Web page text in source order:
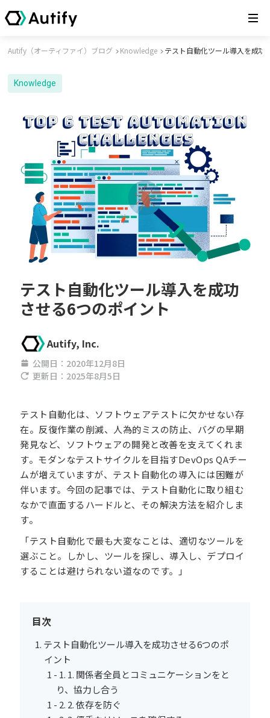
Autify（オーティファイ）ブログ Knowledge テスト自動化ツール導入を成功
Knowledge
テスト自動化ツール導入を成功
させる6つのポイント
Autify, Inc.
公開日： 2020年12月8日
更新日： 2025年8月5日
テスト自動化は、ソフトウェアテストに欠かせない存
在。反復作業の削減、人為的ミスの防止、バグの早期
発見など、ソフトウェアの開発と改善を支えてくれま
す。モダンなテストサイクルを目指すDevOps QAチー
ムが増えていますが、テスト自動化の導入には困難が
伴います。今回の記事では、テスト自動化に取り組む
なかで直面するハードルと、その解決方法を紹介しま
す。
「テスト自動化で最も大変なことは、適切なツールを
選ぶこと。しかし、ツールを探し、導入し、デプロイ
することは避けられない道なのです。」
目次
テスト自動化ツール導入を成功させる6つのポ
イント
1. 関係者全員とコミュニケーションをと
り、協力し合う
2. 依存を防ぐ